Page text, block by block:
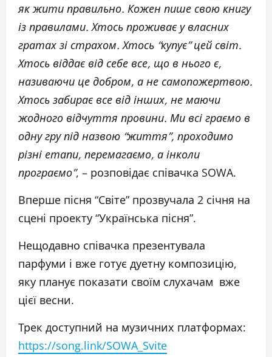
як жити правильно. Кожен пише свою книгу
із правилами. Хтось проживає у власних
гратах зі страхом. Хтось “купує” цей світ.
Хтось віддає від себе все, що в нього є,
називаючи це добром, а не самопожертвою.
Хтось забирає все від інших, не маючи
жодного відчуття провини. Ми всі граємо в
одну гру під назвою “життя”, проходимо
різні етапи, перемагаємо, а інколи
програємо”, – розповідає співачка SOWA.
Вперше пісня “Світе” прозвучала 2 січня на
сцені проекту “Українська пісня”.
Нещодавно співачка презентувала
парфуми і вже готує дуетну композицію,
яку планує показати своїм слухачам вже
цієї весни.
Трек доступний на музичних платформах:
https://song.link/SOWA_Svite